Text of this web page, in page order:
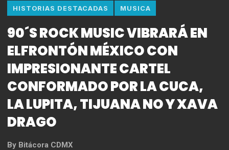
HISTORIAS DESTACADAS MUSICA
90´S ROCK MUSIC VIBRARÁ EN
ELFRONTÓN MÉXICO CON
IMPRESIONANTE CARTEL
CONFORMADO POR LA CUCA,
LA LUPITA, TIJUANA NO Y XAVA
DRAGO
By Bitácora CDMX